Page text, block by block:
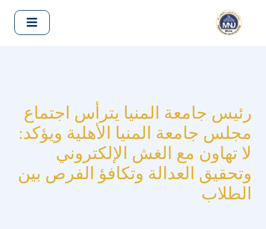
رئيس جامعة المنيا يترأس اجتماع
مجلس جامعة المنيا الأهلية ويؤكد:
لا تهاون مع الغش الإلكتروني
وتحقيق العدالة وتكافؤ الفرص بين
الطلاب